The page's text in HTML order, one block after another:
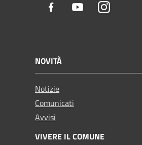
Facebook YoutubeInstagram
NOVITÀ
Notizie
Comunicati
Avvisi
VIVERE IL COMUNE